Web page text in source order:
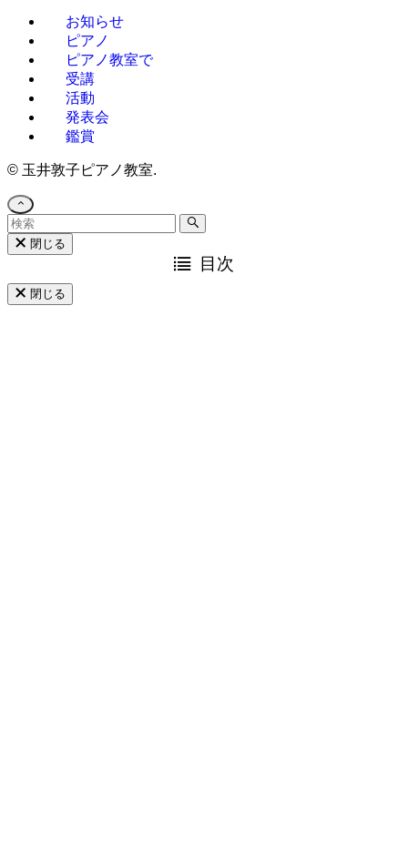
お知らせ
ピアノ
ピアノ教室で
受講
活動
発表会
鑑賞
© 玉井敦子ピアノ教室.
閉じる
目次
閉じる